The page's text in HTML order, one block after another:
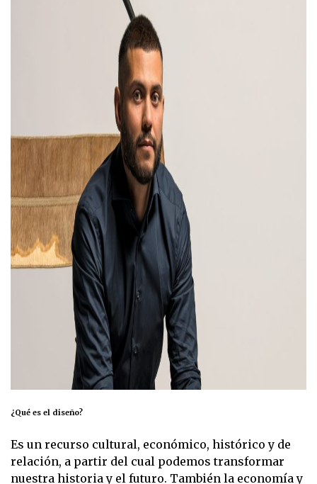
¿Qué es el diseño?
Es un recurso cultural, económico, histórico y de
relación, a partir del cual podemos transformar
nuestra historia y el futuro. También la economía y